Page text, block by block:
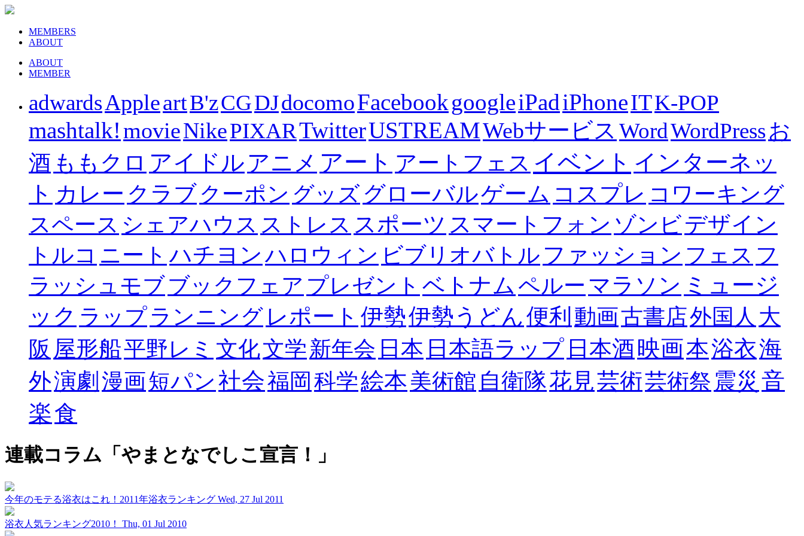
MEMBERS
ABOUT
ABOUT
MEMBER
adwardsAppleartB'zCGDJdocomoFacebookgoogleiPadiPhoneITK-POP
mashtalk!movieNikePIXARTwitterUSTREAMWebサービス WordWordPressお
酒 ももクロ アイドルアニメ アート アートフェス イベント インターネッ
ト カレー クラブクーポン グッズグローバルゲーム コスプレ コワーキング
スペース シェアハウス ストレス スポーツ スマートフォン ゾンビデザイン
トルコ ニート ハチヨンハロウィン ビブリオバトル ファッション フェス フ
ラッシュモブブックフェア プレゼント ベトナム ペルー マラソン ミュージ
ック ラップランニング レポート 伊勢伊勢うどん便利 動画古書店外国人 大
阪 屋形船平野レミ 文化文学新年会 日本 日本語ラップ 日本酒映画本浴衣海
外演劇 漫画短パン社会福岡 科学絵本美術館 自衛隊花見芸術芸術祭震災 音
楽食
連載コラム「やまとなでしこ宣言！」
今年のモテる浴衣はこれ！2011年浴衣ランキング Wed, 27 Jul 2011
浴衣人気ランキング2010！ Thu, 01 Jul 2010